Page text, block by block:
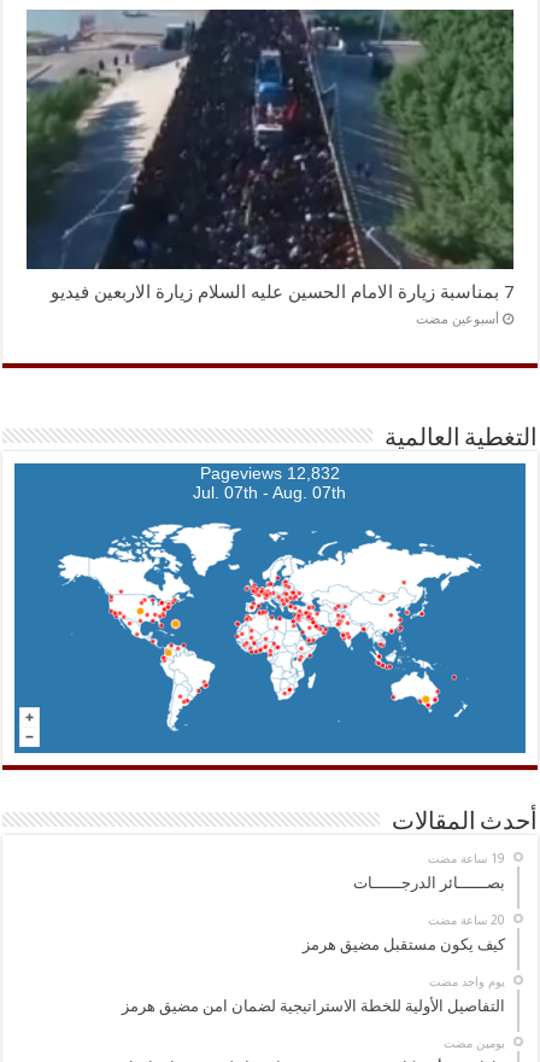
7 بمناسبة زيارة الامام الحسين عليه السلام زيارة الاربعين فيديو
‏أسبوعين مضت
التغطية العالمية
12,832 Pageviews
Jul. 07th - Aug. 07th
أحدث المقالات
بصــــــائر الدرجــــــات
كيف يكون مستقبل مضيق هرمز
‏يوم واحد مضت
التفاصيل الأولية للخطة الاستراتيجية لضمان امن مضيق هرمز
‏يومين مضت